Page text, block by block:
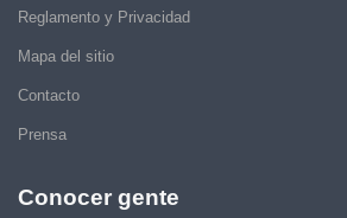
Reglamento y Privacidad
Mapa del sitio
Contacto
Prensa
Conocer gente